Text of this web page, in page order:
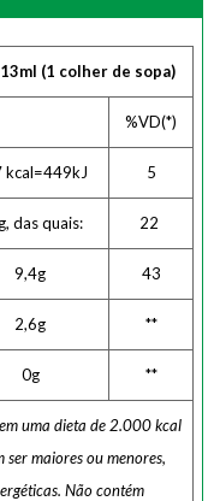
(1 colher de sopa)
%VD(*)
kcal=449kJ 5
das quais: 22
9,4g 43
2,6g **
0g **
uma dieta de 2.000 kcal
maiores ou menores,
Não contém